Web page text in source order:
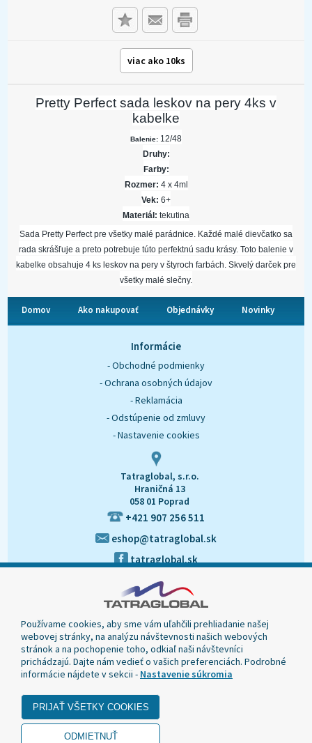
viac ako 10ks
Pretty Perfect sada leskov na pery 4ks v
kabelke
Balenie: 12/48
Druhy:
Farby:
Rozmer: 4 x 4ml
Vek: 6+
Materiál: tekutina
Sada Pretty Perfect pre všetky malé parádnice. Každé malé dievčatko sa
rada skrášľuje a preto potrebuje túto perfektnú sadu krásy. Toto balenie v
kabelke obsahuje 4 ks leskov na pery v štyroch farbách. Skvelý darček pre
všetky malé slečny.
Domov Ako nakupovať Objednávky Novinky
Informácie
- Obchodné podmienky
- Ochrana osobných údajov
- Reklamácia
- Odstúpenie od zmluvy
- Nastavenie cookies
Tatraglobal, s.r.o.
Hraničná 13
058 01 Poprad
+421 907 256 511
eshop@tatraglobal.sk
tatraglobal.sk
© 2020 Tatraglobal, Všetky práva vyhradené.
Dizajn navrhol a naprogramoval Elall, spol. s r. o. -
Používame cookies, aby sme vám uľahčili prehliadanie našej
webovej stránky, na analýzu návštevnosti našich webových
stránok a na pochopenie toho, odkiaľ naši návštevníci
prichádzajú. Dajte nám vedieť o vašich preferenciách. Podrobné
informácie nájdete v sekcii - Nastavenie súkromia